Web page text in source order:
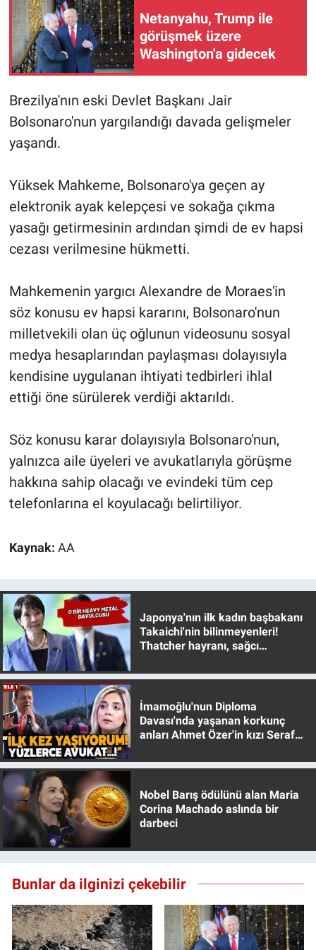
Netanyahu, Trump ile
görüşmek üzere
Washington'a gidecek
Brezilya'nın eski Devlet Başkanı Jair
Bolsonaro'nun yargılandığı davada gelişmeler
yaşandı.
Yüksek Mahkeme, Bolsonaro'ya geçen ay
elektronik ayak kelepçesi ve sokağa çıkma
yasağı getirmesinin ardından şimdi de ev hapsi
cezası verilmesine hükmetti.
Mahkemenin yargıcı Alexandre de Moraes'in
söz konusu ev hapsi kararını, Bolsonaro'nun
milletvekili olan üç oğlunun videosunu sosyal
medya hesaplarından paylaşması dolayısıyla
kendisine uygulanan ihtiyati tedbirleri ihlal
ettiği öne sürülerek verdiği aktarıldı.
Söz konusu karar dolayısıyla Bolsonaro'nun,
yalnızca aile üyeleri ve avukatlarıyla görüşme
hakkına sahip olacağı ve evindeki tüm cep
telefonlarına el koyulacağı belirtiliyor.
Kaynak: AA
Japonya'nın ilk kadın başbakanı
Takaichi'nin bilinmeyenleri!
Thatcher hayranı, sağcı
İmamoğlu'nun Diploma
Davası'nda yaşanan korkunç
anları Ahmet Özer'in kızı Seraf
Nobel Barış ödülünü alan Maria
Corina Machado aslında bir
darbeci
Bunlar da ilginizi çekebilir
Gündem Özel
Günün görüntüsü
Haber
İlan
Kimdir
Koronavirüs
Kültür Sanat
Ne demişti
Nedir
Popüler
Programlar
Spor
Teknoloji
Yerel Gündem
Yerel Yaşam
Canlı Yayın